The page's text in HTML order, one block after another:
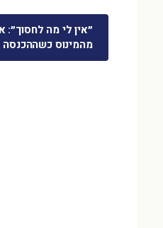
״אין לי מה לחסוך״:
מהמינוס כשההכנסה